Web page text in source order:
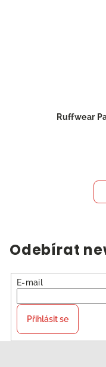
Ruffwear
Odebírat
E-mail
Přihlásit se